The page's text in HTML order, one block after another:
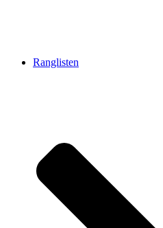
Ranglisten